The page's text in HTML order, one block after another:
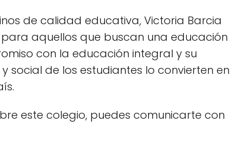
de calidad educativa, Victoria Barcia
aquellos que buscan una educación
con la educación integral y su
social de los estudiantes lo convierten en
este colegio, puedes comunicarte con